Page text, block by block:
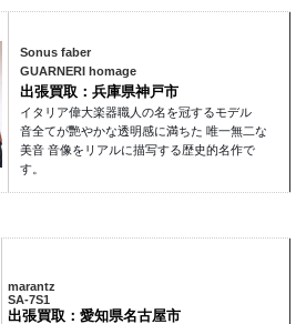
Sonus faber
GUARNERI homage
出張買取：兵庫県神戸市
イタリア偉大楽器職人の名を冠するモデル
音全てが艷やかな透明感に満ちた 唯一無二な
美音 音像をリアルに描写する歴史的名作で
す。
marantz
SA-7S1
出張買取：愛知県名古屋市